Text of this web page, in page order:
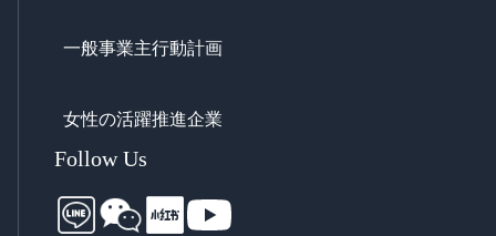
一般事業主行動計画
女性の活躍推進企業
Follow Us